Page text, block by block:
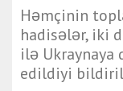
Həmçinin
hadisələr, iki
ilə
edildiyi